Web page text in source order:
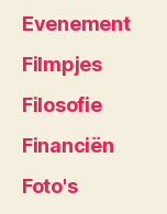
Evenement
Filmpjes
Filosofie
Financiën
Foto's